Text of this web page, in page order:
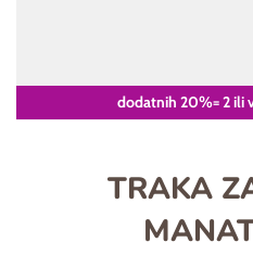
dodatnih 20%= 2 ili
TRAKA